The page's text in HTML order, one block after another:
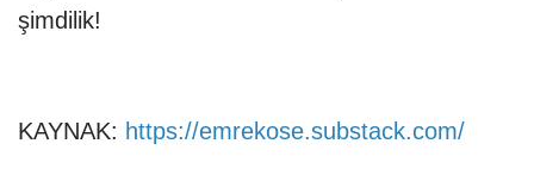
şimdilik!
KAYNAK: https://emrekose.substack.com/